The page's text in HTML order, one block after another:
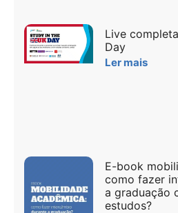
Live
Day
Ler mais
E-book
como fazer
a graduação
estudos?